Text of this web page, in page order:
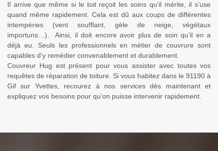
Il arrive que même si le toit reçoit les soins qu’il mérite, il s’use
quand même rapidement. Cela est dû aux coups de différentes
intempéries (vent soufflant, gèle de neige, végétaux
importuns…). Ainsi, il doit encore avoir plus de soin qu’il en a
déjà eu. Seuls les professionnels en métier de couvrure sont
capables d’y remédier convenablement et durablement.
Couvreur Hug est présent pour vous assister avec toutes vos
requêtes de réparation de toiture. Si vous habitez dans le 91190 à
Gif sur Yvettes, recourez à nos services dès maintenant et
expliquez vos besoins pour qu’on puisse intervenir rapidement.